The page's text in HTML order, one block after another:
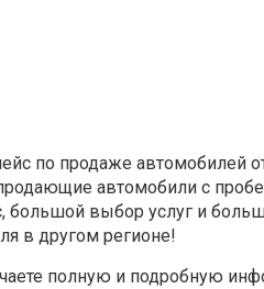
по продаже автомобилей
автомобили с
большой выбор услуг и
в другом регионе!
полную и подробную